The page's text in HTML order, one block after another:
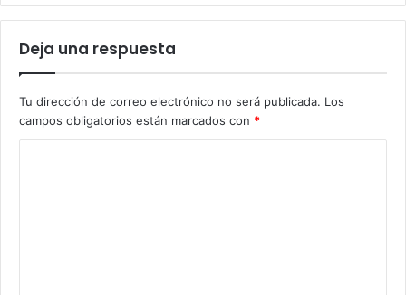
Deja una respuesta
Tu dirección de correo electrónico no será publicada. Los
campos obligatorios están marcados con *